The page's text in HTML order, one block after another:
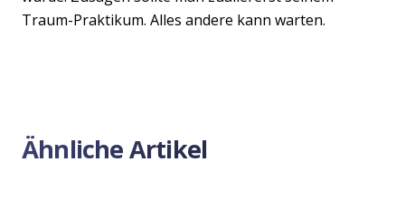
Traum-Praktikum. Alles andere kann warten.
Ähnliche Artikel